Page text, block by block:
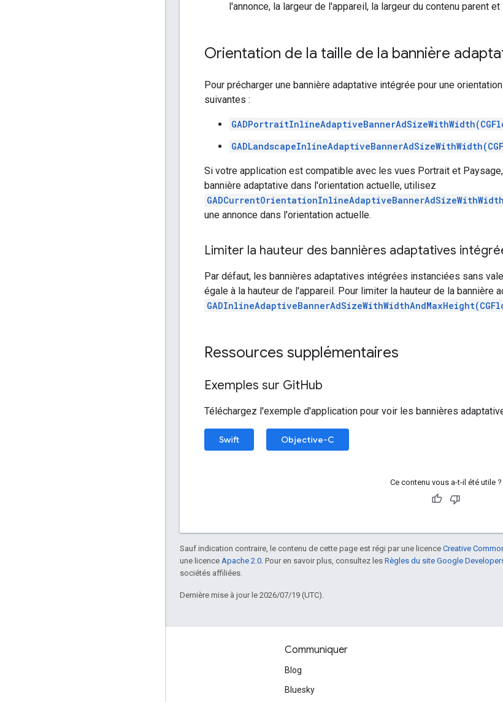
l'annonce, la largeur de l'appareil, la largeur du contenu parent
Orientation de la taille de la bannière
Pour précharger une bannière adaptative intégrée pour une
suivantes :
Si votre application est compatible avec les vues Portrait et
bannière adaptative dans l'orientation actuelle, utilisez
une annonce dans l'orientation actuelle.
Limiter la hauteur des bannières adaptatives
Par défaut, les bannières adaptatives intégrées instanciées sans
égale à la hauteur de l'appareil. Pour limiter la hauteur de la bannière
Ressources supplémentaires
Exemples sur GitHub
Téléchargez l'exemple d'application pour voir les bannières
Swift Objective-C
Ce contenu vous a-t-il été utile ?
Sauf indication contraire, le contenu de cette page est régi par une licence Creative
une licence Apache 2.0. Pour en savoir plus, consultez les Règles du site Google
sociétés affiliées.
Dernière mise à jour le 2026/07/19 (UTC).
Communiquer
Blog
Bluesky